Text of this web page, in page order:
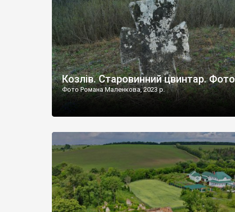
Козлів. Старовинний цвинтар. Фото
Фото Романа Маленкова, 2023 р.